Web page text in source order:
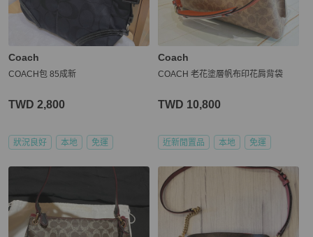
Coach
COACH包 85成新
TWD 2,800
狀況良好 本地 免運
Coach
COACH 老花塗層帆布印花肩背袋
TWD 10,800
近新閒置品 本地 免運